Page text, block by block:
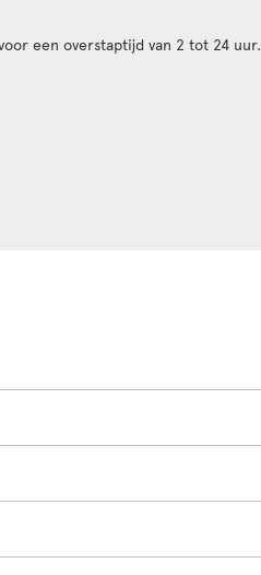
een overstaptijd van 2 tot 24 uur.